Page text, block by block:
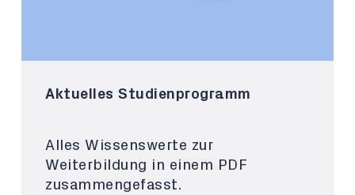
Aktuelles Studienprogramm
Alles Wissenswerte zur
Weiterbildung in einem PDF
zusammengefasst.